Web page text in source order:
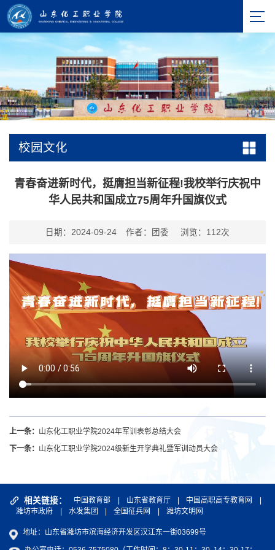
校园文化
青春奋进新时代，挺膺担当新征程!我校举行庆祝中
华人民共和国成立75周年升国旗仪式
日期：2024-09-24 作者：团委 浏览： 112次
上一条： 山东化工职业学院2024年军训表彰总结大会
下一条： 山东化工职业学院2024级新生开学典礼暨军训动员大会
相关链接： 中国教育部 山东省教育厅 中国高职高专教育网
潍坊市政府
水发集团 全国征兵网 潍坊文明网
地址：山东省潍坊市滨海经济开发区汉江东一街03699号